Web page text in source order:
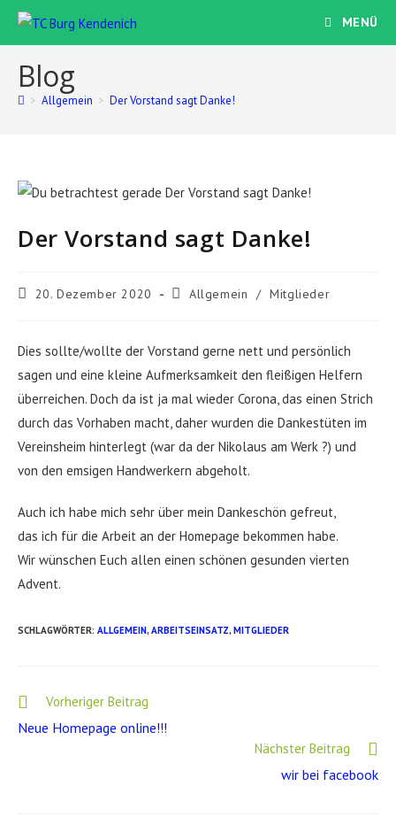
Zum
MENÜ
Blog
> Allgemein > Der Vorstand sagt Danke!
Der Vorstand sagt Danke!
Beitrag
20. Dezember 2020
Beitrags-
Allgemein / Mitglieder
Dies sollte/wollte der Vorstand gerne nett und persönlich
sagen und eine kleine Aufmerksamkeit den fleißigen Helfern
überreichen. Doch da ist ja mal wieder Corona, das einen Strich
durch das Vorhaben macht, daher wurden die Dankestüten im
Vereinsheim hinterlegt (war da der Nikolaus am Werk ?) und
von den emsigen Handwerkern abgeholt.
Auch ich habe mich sehr über mein Dankeschön gefreut,
das ich für die Arbeit an der Homepage bekommen habe.
Wir wünschen Euch allen einen schönen gesunden vierten
Advent.
SCHLAGWÖRTER: ALLGEMEIN, ARBEITSEINSATZ, MITGLIEDER
Weitere
ansehen
Vorheriger Beitrag
Neue Homepage online!!!
Nächster Beitrag
wir bei facebook